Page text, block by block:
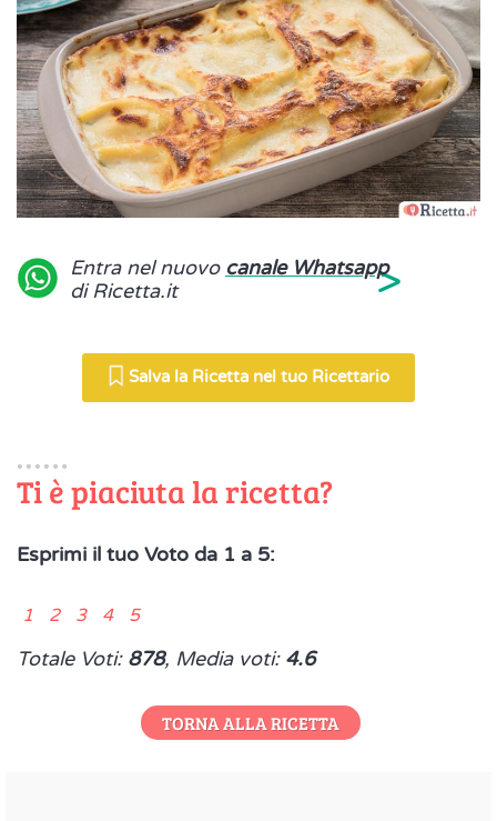
Entra nel nuovo canale Whatsapp
di Ricetta.it
>
Salva la Ricetta nel tuo Ricettario
Ti è piaciuta la ricetta?
Esprimi il tuo Voto da 1 a 5:
1 2 3 4 5
Totale Voti: 878, Media voti: 4.6
TORNA ALLA RICETTA